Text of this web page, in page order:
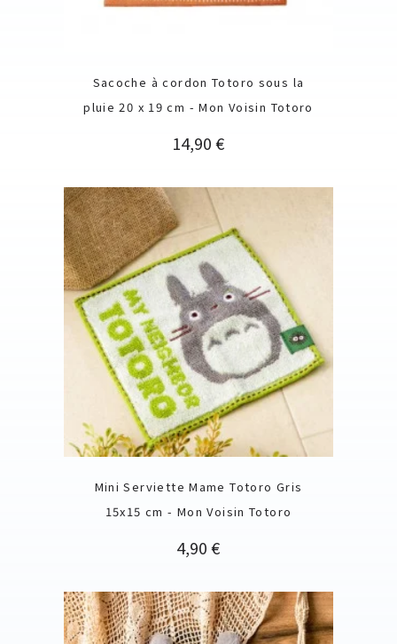
Sacoche à cordon Totoro sous la
pluie 20 x 19 cm - Mon Voisin Totoro
Prix
14,90 €
Mini Serviette Mame Totoro Gris
15x15 cm - Mon Voisin Totoro
Prix
4,90 €